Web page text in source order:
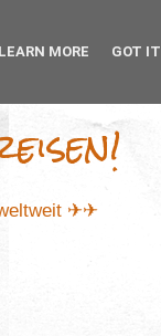
✈✈
LEARN MORE GOT IT